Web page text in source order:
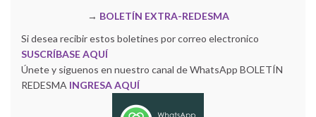
→ BOLETÍN EXTRA-REDESMA
Si desea recibir estos boletines por correo electronico
SUSCRÍBASE AQUÍ
Únete y siguenos en nuestro canal de WhatsApp BOLETÍN
REDESMA INGRESA AQUÍ